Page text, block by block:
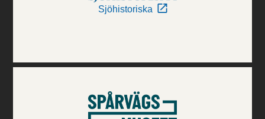
Sjöhistoriska